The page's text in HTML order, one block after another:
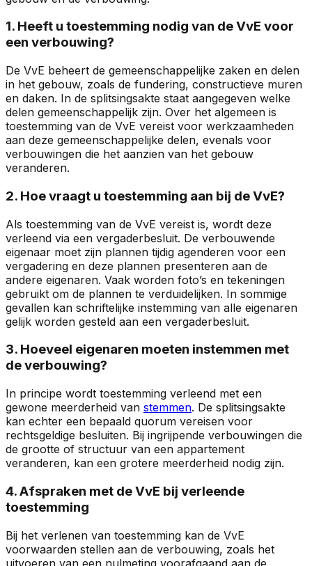
1. Heeft u toestemming nodig van de VvE voor
een verbouwing?
De VvE beheert de gemeenschappelijke zaken en delen
in het gebouw, zoals de fundering, constructieve muren
en daken. In de splitsingsakte staat aangegeven welke
delen gemeenschappelijk zijn. Over het algemeen is
toestemming van de VvE vereist voor werkzaamheden
aan deze gemeenschappelijke delen, evenals voor
verbouwingen die het aanzien van het gebouw
veranderen.
2. Hoe vraagt u toestemming aan bij de VvE?
Als toestemming van de VvE vereist is, wordt deze
verleend via een vergaderbesluit. De verbouwende
eigenaar moet zijn plannen tijdig agenderen voor een
vergadering en deze plannen presenteren aan de
andere eigenaren. Vaak worden foto’s en tekeningen
gebruikt om de plannen te verduidelijken. In sommige
gevallen kan schriftelijke instemming van alle eigenaren
gelijk worden gesteld aan een vergaderbesluit.
3. Hoeveel eigenaren moeten instemmen met
de verbouwing?
In principe wordt toestemming verleend met een
gewone meerderheid van stemmen. De splitsingsakte
kan echter een bepaald quorum vereisen voor
rechtsgeldige besluiten. Bij ingrijpende verbouwingen die
de grootte of structuur van een appartement
veranderen, kan een grotere meerderheid nodig zijn.
4. Afspraken met de VvE bij verleende
toestemming
Bij het verlenen van toestemming kan de VvE
voorwaarden stellen aan de verbouwing, zoals het
uitvoeren van een nulmeting voorafgaand aan de